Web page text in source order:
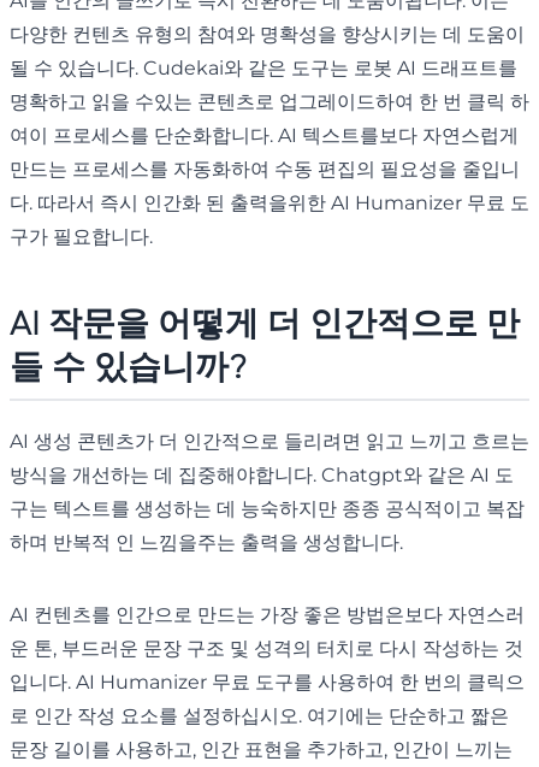
다양한 컨텐츠 유형의 참여와 명확성을 향상시키는 데 도움이
될 수 있습니다. Cudekai와 같은 도구는 로봇 AI 드래프트를
명확하고 읽을 수있는 콘텐츠로 업그레이드하여 한 번 클릭 하
여이 프로세스를 단순화합니다. AI 텍스트를보다 자연스럽게
만드는 프로세스를 자동화하여 수동 편집의 필요성을 줄입니
다. 따라서 즉시 인간화 된 출력을위한 AI Humanizer 무료 도
구가 필요합니다.
AI 작문을 어떻게 더 인간적으로 만
들 수 있습니까?
AI 생성 콘텐츠가 더 인간적으로 들리려면 읽고 느끼고 흐르는
방식을 개선하는 데 집중해야합니다. Chatgpt와 같은 AI 도
구는 텍스트를 생성하는 데 능숙하지만 종종 공식적이고 복잡
하며 반복적 인 느낌을주는 출력을 생성합니다.
AI 컨텐츠를 인간으로 만드는 가장 좋은 방법은보다 자연스러
운 톤, 부드러운 문장 구조 및 성격의 터치로 다시 작성하는 것
입니다. AI Humanizer 무료 도구를 사용하여 한 번의 클릭으
로 인간 작성 요소를 설정하십시오. 여기에는 단순하고 짧은
문장 길이를 사용하고, 인간 표현을 추가하고, 인간이 느끼는